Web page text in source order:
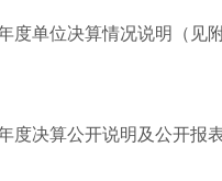
度单位决算情况说明（见
度决算公开说明及公开报